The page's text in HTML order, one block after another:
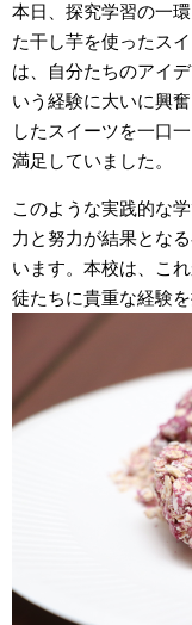
本日、探究学習の一
た干し芋を使ったス
は、自分たちのアイ
いう経験に大いに興
したスイーツを一口
満足していました。
このような実践的な
力と努力が結果とな
います。本校は、こ
徒たちに貴重な経験を